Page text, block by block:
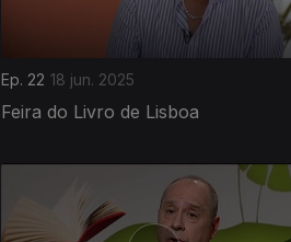
Ep. 22 18 jun. 2025
Feira do Livro de Lisboa